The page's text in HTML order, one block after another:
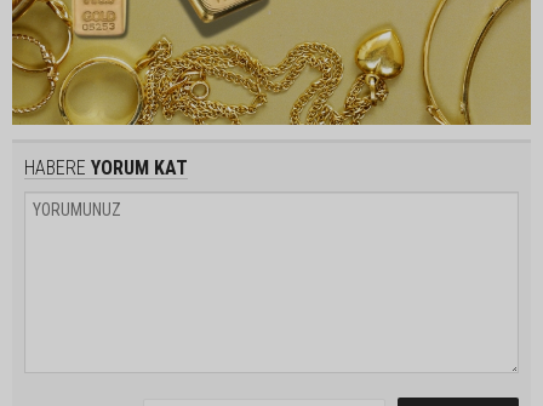
HABERE YORUM KAT